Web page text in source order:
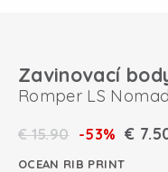
Zavinovací
Romper LS Nomad
€15.90 -53% €
OCEAN RIB PRINT